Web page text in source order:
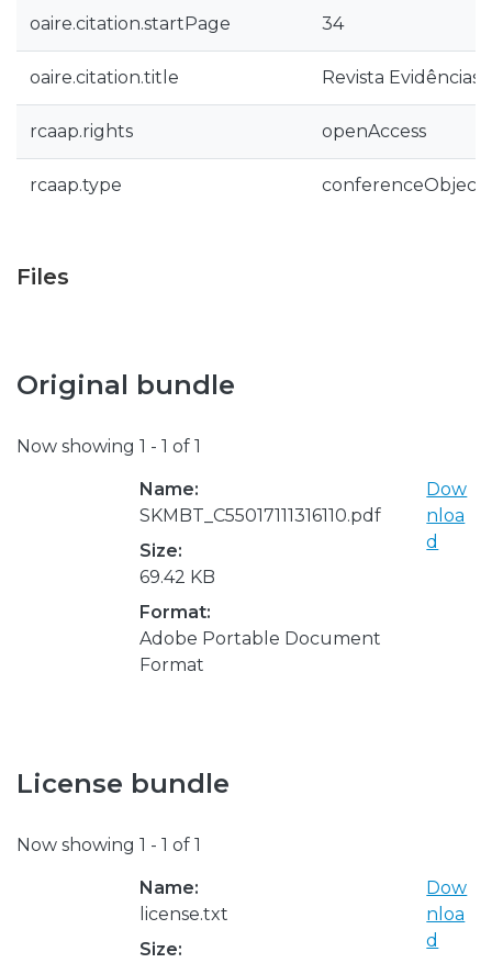
oaire.citation.startPage 34
oaire.citation.title Revista Evidências
rcaap.rights openAccess
rcaap.type conferenceObject
Files
Original bundle
Now showing 1 - 1 of 1
Name:
SKMBT_C55017111316110.pdf
Size:
69.42 KB
Format:
Adobe Portable Document
Format
Dow
nloa
d
License bundle
Now showing 1 - 1 of 1
Name:
license.txt
Size:
Dow
nloa
d